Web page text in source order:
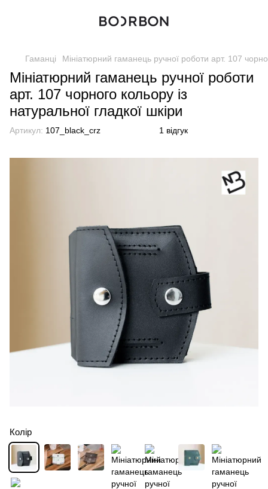
Гаманці Мініатюрний гаманець ручної роботи арт. 107
Мініатюрний гаманець ручної роботи
арт. 107 чорного кольору із
натуральної гладкої шкіри
Артикул: 107_black_crz 1 відгук
Колір